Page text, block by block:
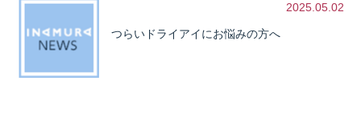
2025.05.02
つらいドライアイにお悩みの方へ